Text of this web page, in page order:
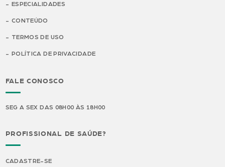
ESPECIALIDADES
CONTEÚDO
TERMOS DE USO
POLÍTICA DE PRIVACIDADE
FALE CONOSCO
SEG A SEX DAS 08H00 ÀS 18H00
PROFISSIONAL DE SAÚDE?
CADASTRE-SE